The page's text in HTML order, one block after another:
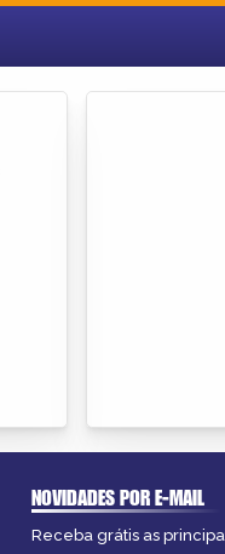
NOVIDADES POR E-MAIL
Receba grátis as